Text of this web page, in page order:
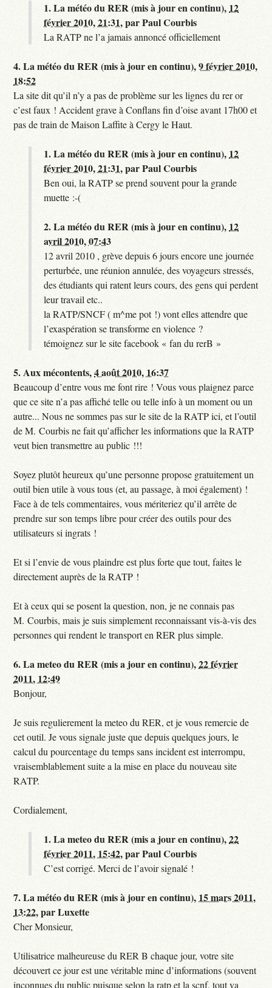
1.La météo du RER (mis à jour en continu), 12
février 2010, 21:31,parPaul Courbis
La RATP ne l’a jamais annoncé officiellement
4.La météo du RER (mis à jour en continu),9 février 2010,
18:52
La site dit qu’il n’y a pas de problème sur les lignes du rer or
c’est faux ! Accident grave à Conflans fin d’oise avant 17h00 et
pas de train de Maison Laffite à Cergy le Haut.
1.La météo du RER (mis à jour en continu), 12
février 2010, 21:31,parPaul Courbis
Ben oui, la RATP se prend souvent pour la grande
muette :-(
2.La météo du RER (mis à jour en continu), 12
avril 2010, 07:43
12 avril 2010 , grève depuis 6 jours encore une journée
perturbée, une réunion annulée, des voyageurs stressés,
des étudiants qui ratent leurs cours, des gens qui perdent
leur travail etc..
la RATP/SNCF ( m^me pot !) vont elles attendre que
l’exaspération se transforme en violence ?
témoignez sur le site facebook « fan du rerB »
5.Aux mécontents,4 août 2010, 16:37
Beaucoup d’entre vous me font rire ! Vous vous plaignez parce
que ce site n’a pas affiché telle ou telle info à un moment ou un
autre... Nous ne sommes pas sur le site de la RATP ici, et l’outil
de M. Courbis ne fait qu’afficher les informations que la RATP
veut bien transmettre au public !!!
Soyez plutôt heureux qu’une personne propose gratuitement un
outil bien utile à vous tous (et, au passage, à moi également) !
Face à de tels commentaires, vous mériteriez qu’il arrête de
prendre sur son temps libre pour créer des outils pour des
utilisateurs si ingrats !
Et si l’envie de vous plaindre est plus forte que tout, faites le
directement auprès de la RATP !
Et à ceux qui se posent la question, non, je ne connais pas
M. Courbis, mais je suis simplement reconnaissant vis-à-vis des
personnes qui rendent le transport en RER plus simple.
6.La meteo du RER (mis a jour en continu),22 février
2011, 12:49
Bonjour,
Je suis regulierement la meteo du RER, et je vous remercie de
cet outil. Je vous signale juste que depuis quelques jours, le
calcul du pourcentage du temps sans incident est interrompu,
vraisemblablement suite a la mise en place du nouveau site
RATP.
Cordialement,
1.La meteo du RER (mis a jour en continu),22
février 2011, 15:42,parPaul Courbis
C’est corrigé. Merci de l’avoir signalé !
7.La météo du RER (mis à jour en continu), 15 mars 2011,
13:22,parLuxette
Cher Monsieur,
Utilisatrice malheureuse du RER B chaque jour, votre site
découvert ce jour est une véritable mine d’informations (souvent
inconnues du public puisque selon la ratp et la scnf, tout va